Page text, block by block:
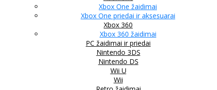
Xbox One žaidimai
Xbox One priedai ir aksesuarai
Xbox 360
Xbox 360 žaidimai
PC žaidimai ir priedai
Nintendo 3DS
Nintendo DS
Wii U
Wii